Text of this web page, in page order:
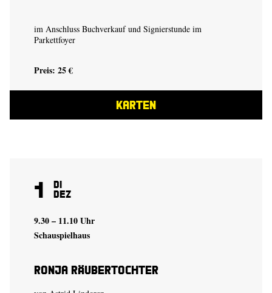
im Anschluss Buchverkauf und Signierstunde im
Parkettfoyer
Preis: 25 €
KARTEN
1 Di
Dez
9.30 – 11.10 Uhr
Schauspielhaus
Ronja Räubertochter